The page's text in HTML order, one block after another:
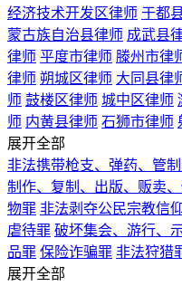
经济技术开发区律师 于都
蒙古族自治县律师 成武县
律师 平度市律师 滕州市律
律师 朔城区律师 大同县律
师 鼓楼区律师 城中区律师
师 内黄县律师 石狮市律师
展开全部
非法携带枪支、弹药、管
制作、复制、出版、贩卖
物罪 非法剥夺公民宗教信
虐待罪 破坏集会、游行、
品罪 保险诈骗罪 非法狩猎
展开全部